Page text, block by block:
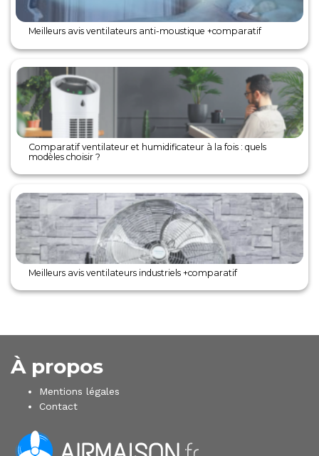
Meilleurs avis ventilateurs anti-moustique +comparatif
Comparatif ventilateur et humidificateur à la fois : quels
modèles choisir ?
Meilleurs avis ventilateurs industriels +comparatif
À propos
Mentions légales
Contact